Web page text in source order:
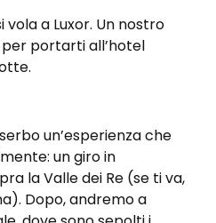
a Luxor. Un nostro
portarti all’hotel
un’esperienza che
un giro in
la Valle dei Re (se ti va,
Dopo, andremo a